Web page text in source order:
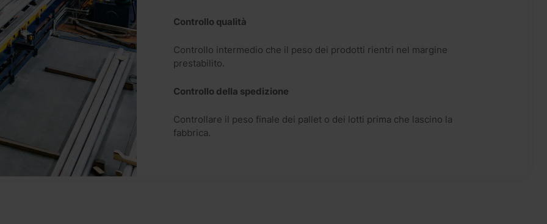
Controllo qualità
Controllo intermedio che il peso dei prodotti rientri nel margine
prestabilito.
Controllo della spedizione
Controllare il peso finale dei pallet o dei lotti prima che lascino la
fabbrica.